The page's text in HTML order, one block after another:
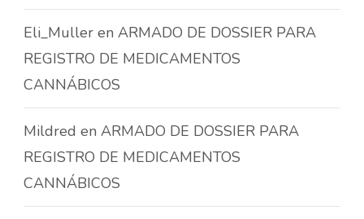
Eli_Muller en ARMADO DE DOSSIER PARA
REGISTRO DE MEDICAMENTOS
CANNÁBICOS
Mildred en ARMADO DE DOSSIER PARA
REGISTRO DE MEDICAMENTOS
CANNÁBICOS